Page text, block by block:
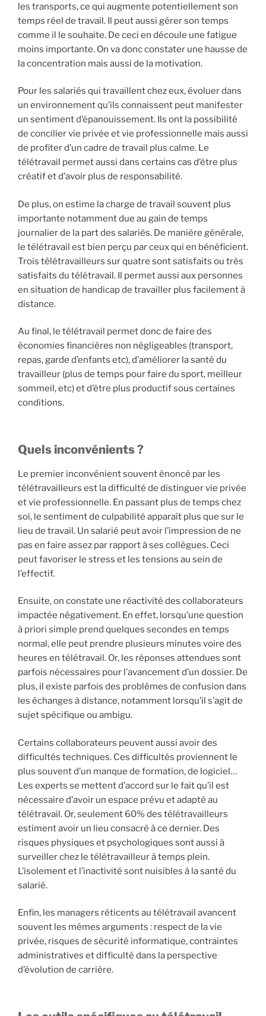
les transports, ce qui augmente potentiellement son
temps réel de travail. Il peut aussi gérer son temps
comme il le souhaite. De ceci en découle une fatigue
moins importante. On va donc constater une hausse de
la concentration mais aussi de la motivation.
Pour les salariés qui travaillent chez eux, évoluer dans
un environnement qu’ils connaissent peut manifester
un sentiment d’épanouissement. Ils ont la possibilité
de concilier vie privée et vie professionnelle mais aussi
de profiter d’un cadre de travail plus calme. Le
télétravail permet aussi dans certains cas d’être plus
créatif et d’avoir plus de responsabilité.
De plus, on estime la charge de travail souvent plus
importante notamment due au gain de temps
journalier de la part des salariés. De manière générale,
le télétravail est bien perçu par ceux qui en bénéficient.
Trois télétravailleurs sur quatre sont satisfaits ou très
satisfaits du télétravail. Il permet aussi aux personnes
en situation de handicap de travailler plus facilement à
distance.
Au final, le télétravail permet donc de faire des
économies financières non négligeables (transport,
repas, garde d’enfants etc), d’améliorer la santé du
travailleur (plus de temps pour faire du sport, meilleur
sommeil, etc) et d’être plus productif sous certaines
conditions.
Quels inconvénients ?
Le premier inconvénient souvent énoncé par les
télétravailleurs est la difficulté de distinguer vie privée
et vie professionnelle. En passant plus de temps chez
soi, le sentiment de culpabilité apparaît plus que sur le
lieu de travail. Un salarié peut avoir l’impression de ne
pas en faire assez par rapport à ses collègues. Ceci
peut favoriser le stress et les tensions au sein de
l’effectif.
Ensuite, on constate une réactivité des collaborateurs
impactée négativement. En effet, lorsqu’une question
à priori simple prend quelques secondes en temps
normal, elle peut prendre plusieurs minutes voire des
heures en télétravail. Or, les réponses attendues sont
parfois nécessaires pour l’avancement d’un dossier. De
plus, il existe parfois des problèmes de confusion dans
les échanges à distance, notamment lorsqu’il s’agit de
sujet spécifique ou ambigu.
Certains collaborateurs peuvent aussi avoir des
difficultés techniques. Ces difficultés proviennent le
plus souvent d’un manque de formation, de logiciel…
Les experts se mettent d’accord sur le fait qu’il est
nécessaire d’avoir un espace prévu et adapté au
télétravail. Or, seulement 60% des télétravailleurs
estiment avoir un lieu consacré à ce dernier. Des
risques physiques et psychologiques sont aussi à
surveiller chez le télétravailleur à temps plein.
L’isolement et l’inactivité sont nuisibles à la santé du
salarié.
Enfin, les managers réticents au télétravail avancent
souvent les mêmes arguments : respect de la vie
privée, risques de sécurité informatique, contraintes
administratives et difficulté dans la perspective
d’évolution de carrière.